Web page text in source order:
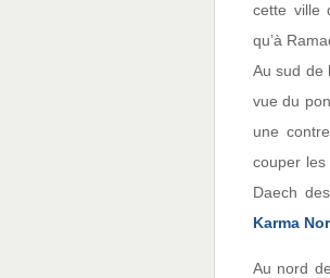
cette ville
qu’à
Au sud de
vue du
une
couper
Daech
Karma
Au nord